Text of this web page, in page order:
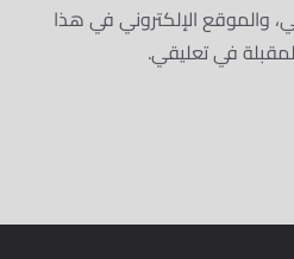
والموقع الإلكتروني في هذا
في تعليقي.